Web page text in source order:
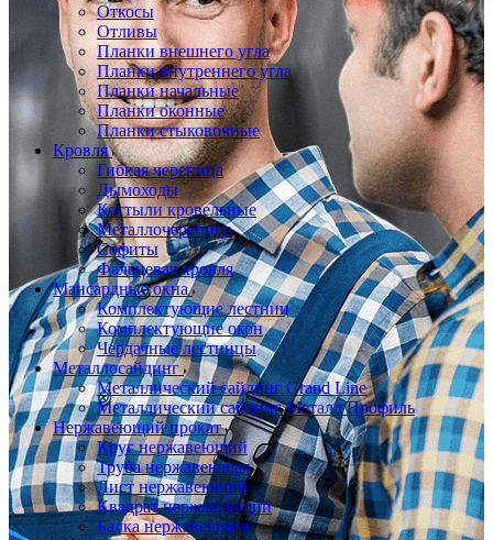
Откосы
Отливы
Планки внешнего угла
Планки внутреннего угла
Планки начальные
Планки оконные
Планки стыковочные
Кровля
Гибкая черепица
Дымоходы
Костыли кровельные
Металлочерепица
Софиты
Фальцевая кровля
Мансардные окна
Комплектующие лестниц
Комплектующие окон
Чердачные лестницы
Металлосайдинг
Металлический сайдинг Grand Line
Металлический сайдинг Металл Профиль
Нержавеющий прокат
Круг нержавеющий
Труба нержавеющая
Лист нержавеющий
Квадрат нержавеющий
Балка нержавеющая